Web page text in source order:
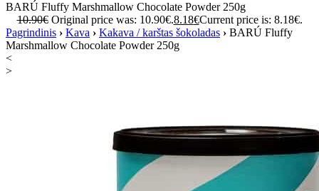
BARÚ Fluffy Marshmallow Chocolate Powder 250g
10.90€ Original price was: 10.90€.8.18€Current price is: 8.18€.
Pagrindinis › Kava › Kakava / karštas šokoladas › BARÚ Fluffy
Marshmallow Chocolate Powder 250g
<
>